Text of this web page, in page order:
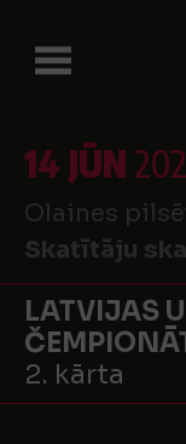
14 JŪN
Olaines
Skatītāju
LATVIJAS
2. kārta